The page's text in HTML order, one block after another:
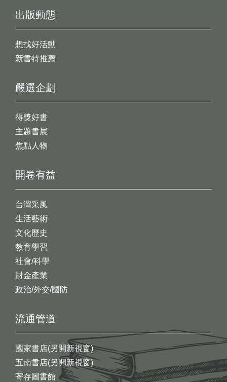
出版動態
想找好活動
新書特推薦
開卷有益
台灣采風
生活藝術
文化歷史
教育學習
社會/科學
財金產業
政治/外交/國防
嚴選企劃
得獎好書
主題書展
焦點人物
流通管道
國家書店(另開新視窗)
五南書店(另開新視窗)
寄存圖書館